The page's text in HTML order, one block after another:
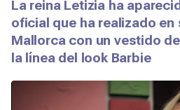
La reina Letizia ha
oficial que ha realizado en
Mallorca con un vestido
la línea del look Barbie